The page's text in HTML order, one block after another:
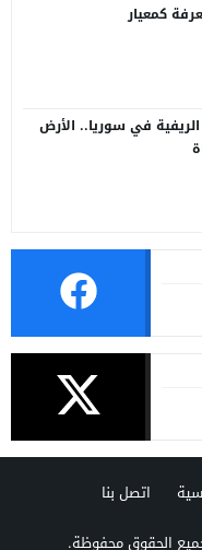
كمعيار
الريفية في سوريا.. الأرض
اتصل بنا